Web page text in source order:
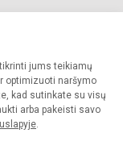
jums teikiamų
optimizuoti naršymo
kad sutinkate su visų
arba pakeisti savo
.
saugomos.
griežtai draudžiama.